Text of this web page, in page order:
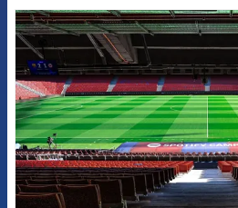
FCB